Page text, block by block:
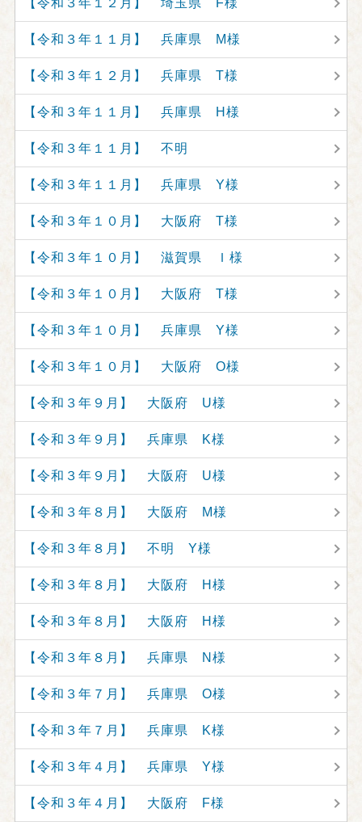
【令和３年１２月】 埼玉県 F様
【令和３年１１月】 兵庫県 M様
【令和３年１２月】 兵庫県 T様
【令和３年１１月】 兵庫県 H様
【令和３年１１月】 不明
【令和３年１１月】 兵庫県 Y様
【令和３年１０月】 大阪府 T様
【令和３年１０月】 滋賀県 Ｉ様
【令和３年１０月】 大阪府 T様
【令和３年１０月】 兵庫県 Y様
【令和３年１０月】 大阪府 O様
【令和３年９月】 大阪府 U様
【令和３年９月】 兵庫県 K様
【令和３年９月】 大阪府 U様
【令和３年８月】 大阪府 M様
【令和３年８月】 不明 Y様
【令和３年８月】 大阪府 H様
【令和３年８月】 大阪府 H様
【令和３年８月】 兵庫県 N様
【令和３年７月】 兵庫県 O様
【令和３年７月】 兵庫県 K様
【令和３年４月】 兵庫県 Y様
【令和３年４月】 大阪府 F様